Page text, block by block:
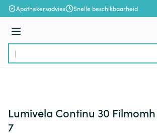
Ga naar de inhoud
Apothekersadvies Snelle beschikbaarheid
Menu
Product, merk, categorie...
Lumivela Continu 30 Filmomh
7